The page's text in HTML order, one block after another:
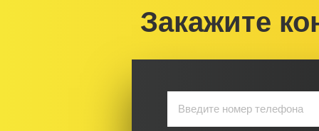
Закажите